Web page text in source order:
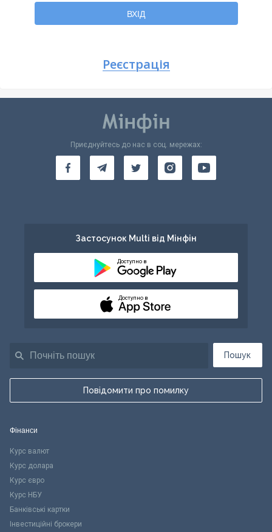
ВХІД
Реєстрація
Пошук
Повідомити про помилку
Приєднуйтесь до нас в соц. мережах:
Застосунок Multi від Мінфін
Доступно в
Доступно в
Фінанси
Курс валют
Курс долара
Курс євро
Курс НБУ
Банківські картки
Інвестиційні брокери